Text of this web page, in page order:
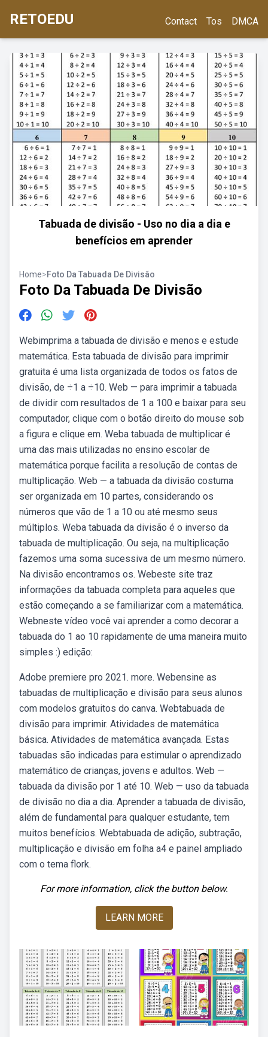
RETOEDU Contact Tos DMCA
Tabuada de divisão - Uso no dia a dia e
benefícios em aprender
Home>Foto Da Tabuada De Divisão
Foto Da Tabuada De Divisão
Webimprima a tabuada de divisão e menos e estude
matemática. Esta tabuada de divisão para imprimir
gratuita é uma lista organizada de todos os fatos de
divisão, de ÷1 a ÷10. Web — para imprimir a tabuada
de dividir com resultados de 1 a 100 e baixar para seu
computador, clique com o botão direito do mouse sob
a figura e clique em. Weba tabuada de multiplicar é
uma das mais utilizadas no ensino escolar de
matemática porque facilita a resolução de contas de
multiplicação. Web — a tabuada da divisão costuma
ser organizada em 10 partes, considerando os
números que vão de 1 a 10 ou até mesmo seus
múltiplos. Weba tabuada da divisão é o inverso da
tabuada de multiplicação. Ou seja, na multiplicação
fazemos uma soma sucessiva de um mesmo número.
Na divisão encontramos os. Webeste site traz
informações da tabuada completa para aqueles que
estão começando a se familiarizar com a matemática.
Webneste vídeo você vai aprender a como decorar a
tabuada do 1 ao 10 rapidamente de uma maneira muito
simples :) ️edição:
Adobe premiere pro 2021. more. Webensine as
tabuadas de multiplicação e divisão para seus alunos
com modelos gratuitos do canva. Webtabuada de
divisão para imprimir. Atividades de matemática
básica. Atividades de matemática avançada. Estas
tabuadas são indicadas para estimular o aprendizado
matemático de crianças, jovens e adultos. Web —
tabuada da divisão por 1 até 10. Web — uso da tabuada
de divisão no dia a dia. Aprender a tabuada de divisão,
além de fundamental para qualquer estudante, tem
muitos benefícios. Webtabuada de adição, subtração,
multiplicação e divisão em folha a4 e painel ampliado
com o tema flork.
For more information, click the button below.
LEARN MORE